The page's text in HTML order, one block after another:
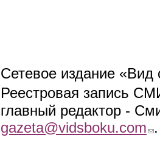
Сетевое издание «Вид
Реестровая запись
главный редактор -
gazeta@vidsboku.com